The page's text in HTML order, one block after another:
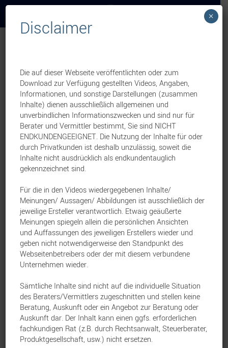
Mediolanum Life Plan 2.0
– Fristverlängerung
Vertriebsbonus
3. Juni 2026
Eine Vertriebsinformation von: Mediolanum
Mediolanum möchte Sie darauf
aufmerksam machen, dass für neue
Abschlüsse des Mediolanum Life Plan 2.0
ab einem Betrag von 40.000
Euro ein Vertriebsbonus gezahlt wird.
Sowohl Antragstellung als auch
Zeitraum 01.02.2025 – 30.06.2026 liegen.
Die vom Kunden zu tragenden
Abschlusskosten bleiben unverändert und
entsprechen weiterhin den in den
Disclaimer
Die auf dieser Webseite veröffentlichten oder zum
Download zur Verfügung gestellten Videos, Angaben,
Informationen, und sonstige Darstellungen (zusammen
Inhalte) dienen ausschließlich allgemeinen und
unverbindlichen Informationszwecken und sind nur für
Berater und Vermittler bestimmt, Sie sind NICHT
ENDKUNDENGEEIGNET. Die Nutzung der Inhalte für oder
durch Privatkunden ist deshalb unzulässig, soweit die
Inhalte nicht ausdrücklich als endkundentauglich
gekennzeichnet sind.
Für die in den Videos wiedergegebenen Inhalte/
Meinungen/ Aussagen/ Abbildungen ist ausschließlich der
jeweilige Ersteller verantwortlich. Etwaig geäußerte
Meinungen spiegeln allein die persönlichen Ansichten
und Auffassungen des jeweiligen Erstellers wieder und
geben nicht notwendigerweise den Standpunkt des
Webseitenbetreibers oder der mit diesem verbundene
Unternehmen wieder.
Sämtliche Inhalte sind nicht auf die individuelle Situation
des Beraters/Vermittlers zugeschnitten und stellen keine
Beratung, Auskunft oder ein Angebot zur Beratung oder
Auskunft dar. Der Inhalt kann einen ggfs. erforderlichen
fachkundigen Rat (z.B. durch Rechtsanwalt, Steuerberater,
Produktgesellschaft, usw.) nicht ersetzen.
×